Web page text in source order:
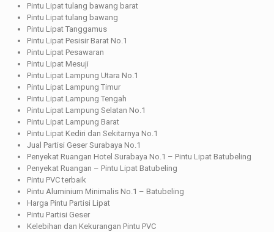
Pintu Lipat tulang bawang barat
Pintu Lipat tulang bawang
Pintu Lipat Tanggamus
Pintu Lipat Pesisir Barat No.1
Pintu Lipat Pesawaran
Pintu Lipat Mesuji
Pintu Lipat Lampung Utara No.1
Pintu Lipat Lampung Timur
Pintu Lipat Lampung Tengah
Pintu Lipat Lampung Selatan No.1
Pintu Lipat Lampung Barat
Pintu Lipat Kediri dan Sekitarnya No.1
Jual Partisi Geser Surabaya No.1
Penyekat Ruangan Hotel Surabaya No.1 – Pintu Lipat Batubeling
Penyekat Ruangan – Pintu Lipat Batubeling
Pintu PVC terbaik
Pintu Aluminium Minimalis No.1 – Batubeling
Harga Pintu Partisi Lipat
Pintu Partisi Geser
Kelebihan dan Kekurangan Pintu PVC